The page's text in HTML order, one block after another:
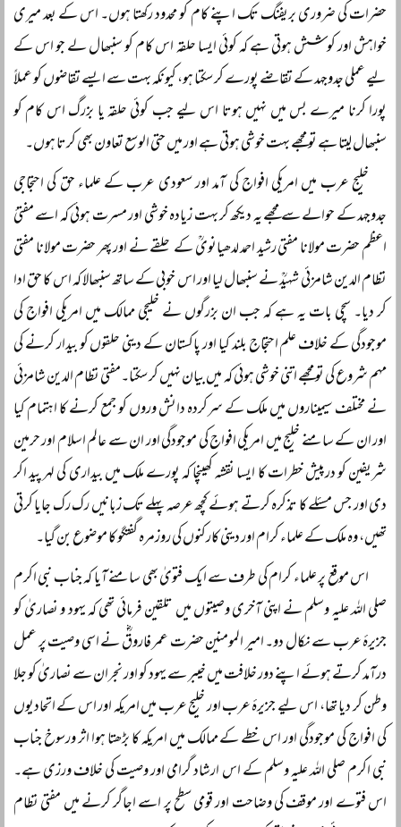
حضرات کی ضروری بریفنگ تک اپنے کام کو محدود رکھتا ہوں۔ اس کے بعد میری
خواہش اور کوشش ہوتی ہے کہ کوئی ایسا حلقہ اس کام کو سنبھال لے جو اس کے
لیے عملی جدوجہد کے تقاضے پورے کر سکتا ہو، کیونکہ بہت سے ایسے تقاضوں کو عملاً
پورا کرنا میرے بس میں نہیں ہوتا اس لیے جب کوئی حلقہ یا بزرگ اس کام کو
سنبھال لیتا ہے تو مجھے بہت خوشی ہوتی ہے اور میں حتی الوسع تعاون بھی کرتا ہوں۔
خلیج عرب میں امریکی افواج کی آمد اور سعودی عرب کے علماء حق کی احتجاجی
جدوجہد کے حوالے سے مجھے یہ دیکھ کر بہت زیادہ خوشی اور مسرت ہوئی کہ اسے مفتیٔ
اعظم حضرت مولانا مفتی رشید احمد لدھیانویؒ کے حلقے نے اور پھر حضرت مولانا مفتی
نظام الدین شامزئی شہیدؒ نے سنبھال لیا اور اس خوبی کے ساتھ سنبھالا کہ اس کا حق ادا
کر دیا۔ سچی بات یہ ہے کہ جب ان بزرگوں نے خلیجی ممالک میں امریکی افواج کی
موجودگی کے خلاف علم احتجاج بلند کیا اور پاکستان کے دینی حلقوں کو بیدار کرنے کی
مہم شروع کی تو مجھے اتنی خوشی ہوئی کہ میں بیان نہیں کر سکتا۔مفتی نظام الدین شامزئی
نے مختلف سیمیناروں میں ملک کے سرکردہ دانش وروں کو جمع کرنے کا اہتمام کیا
اور ان کے سامنے خلیج میں امریکی افواج کی موجودگی اور ان سے عالم اسلام اور حرمین
شریفین کو درپیش خطرات کا ایسا نقشہ کھینچا کہ پورے ملک میں بیداری کی لہر پید اکر
دی اور جس مسئلے کا تذکرہ کرتے ہوئے کچھ عرصہ پہلے تک زبانیں رک رک جایا کرتی
تھیں، وہ ملک کے علماء کرام اور دینی کارکنوں کی روزمرہ گفتگو کا موضوع بن گیا۔
اس موقع پر علماء کرام کی طرف سے ایک فتویٰ بھی سامنے آیا کہ جناب نبی اکرم
صلی اللہ علیہ وسلم نے اپنی آخری وصیتوں میں تلقین فرمائی تھی کہ یہود و نصاریٰ کو
جزیرۂ عرب سے نکال دو۔ امیر المومنین حضرت عمر فاروقؓ نے اسی وصیت پر عمل
درآمد کرتے ہوئے اپنے دور خلافت میں خیبر سے یہود کو اور نجران سے نصاریٰ کو جلا
وطن کر دیا تھا، اس لیے جزیرۂ عرب اور خلیج عرب میں امریکہ اور اس کے اتحادیوں
کی افواج کی موجودگی اور اس خطے کے ممالک میں امریکہ کا بڑھتا ہوا اثر ورسوخ جناب
نبی اکرم صلی اللہ علیہ وسلم کے اس ارشاد گرامی اور وصیت کی خلاف ورزی ہے۔
اس فتوے اور موقف کی وضاحت اور قومی سطح پر اسے اجاگر کرنے میں مفتی نظام